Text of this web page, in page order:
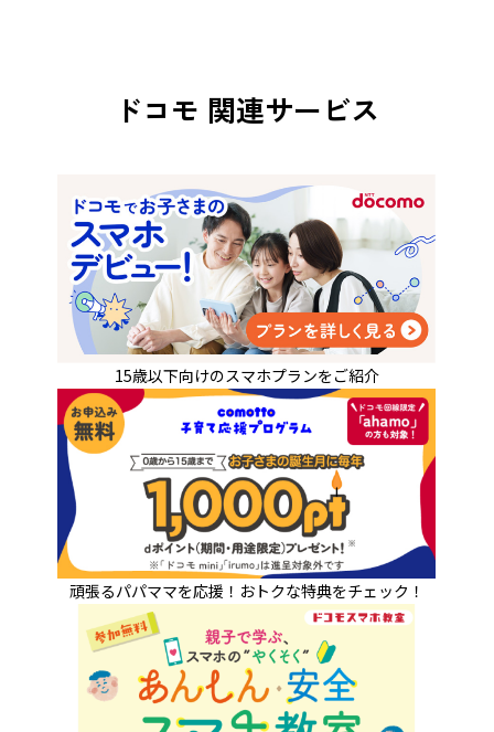
ドコモ 関連サービス
15歳以下向けのスマホプランをご紹介
頑張るパパママを応援！ おトクな特典をチェック！